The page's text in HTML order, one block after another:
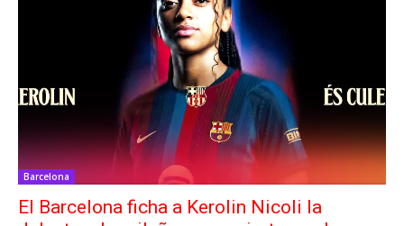
Barcelona
El Barcelona ficha a Kerolin Nicoli la